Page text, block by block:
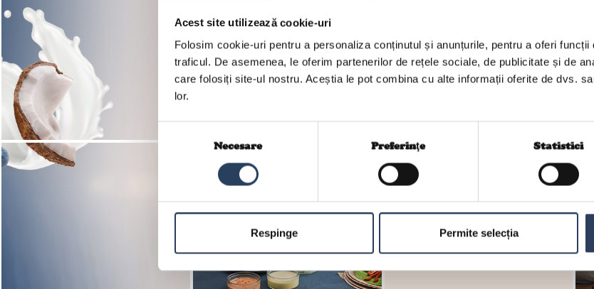
Acest site utilizează cookie-uri
Folosim cookie-uri pentru a personaliza conținutul și anunțurile, pentru a oferi
traficul. De asemenea, le oferim partenerilor de rețele sociale, de publicitate și de
care folosiți site-ul nostru. Aceștia le pot combina cu alte informații oferite de dvs.
lor.
consimțământului
Necesare Preferinţe Statistici
Respinge Permite selecția